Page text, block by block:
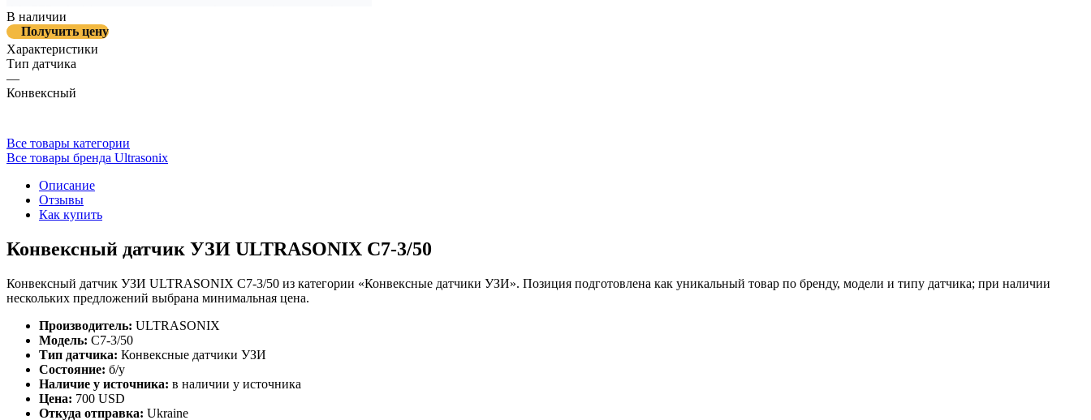
В наличии
Получить цену
Характеристики
Тип датчика
—
Конвексный
Все товары категории
Все товары бренда Ultrasonix
Описание
Отзывы
Как купить
Конвексный датчик УЗИ ULTRASONIX C7-3/50
Конвексный датчик УЗИ ULTRASONIX C7-3/50 из категории «Конвексные датчики УЗИ». Позиция подготовлена как уникальный товар по бренду, модели и типу датчика; при наличии
нескольких предложений выбрана минимальная цена.
Производитель: ULTRASONIX
Модель: C7-3/50
Тип датчика: Конвексные датчики УЗИ
Состояние: б/у
Наличие у источника: в наличии у источника
Цена: 700 USD
Откуда отправка: Ukraine